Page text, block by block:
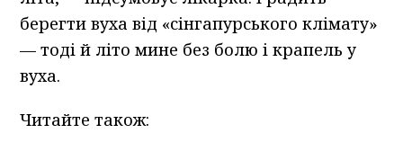
берегти вуха від «сінгапурського клімату»
— тоді й літо мине без болю і крапель у
вуха.
Читайте також: